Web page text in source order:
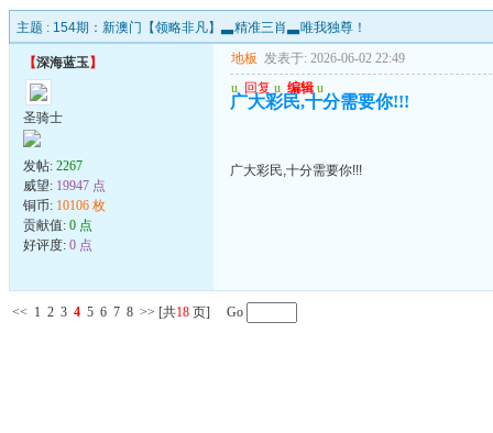
主题 : 154期：新澳门【领略非凡】▃精准三肖▃唯我独尊！
【深海蓝玉】
圣骑士
发帖: 2267
威望: 19947 点
铜币: 10106 枚
贡献值: 0 点
好评度: 0 点
地板 发表于: 2026-06-02 22:49
u 回复 u 编辑 u
广大彩民,十分需要你!!!
广大彩民,十分需要你!!!
<< 1 2 3 4 5 6 7 8 >> [共18 页] Go